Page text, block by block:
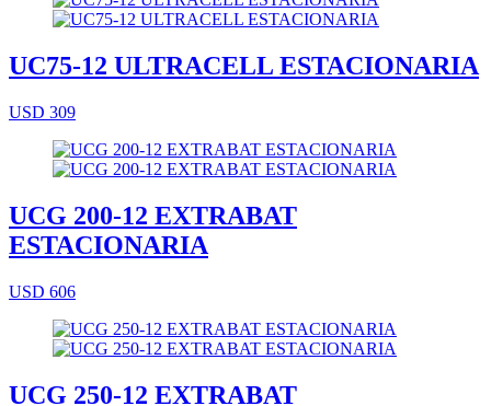
UC75-12 ULTRACELL ESTACIONARIA
USD 309
UCG 200-12 EXTRABAT
ESTACIONARIA
USD 606
UCG 250-12 EXTRABAT